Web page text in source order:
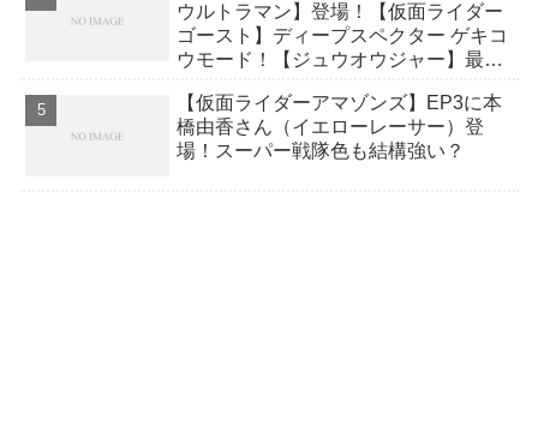
ウルトラマン】登場！【仮面ライダー
ゴースト】ディープスペクター ゲキコ
ウモード！【ジュウオウジャー】最強
【仮面ライダーアマゾンズ】EP3に本
橋由香さん（イエローレーサー）登
場！スーパー戦隊色も結構強い？